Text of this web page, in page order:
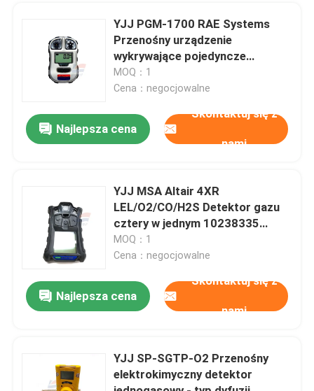
Pokaz VR
O nas
Kontrola jakości
Skontaktuj się z nami
Nowości
Czujnik gazu tlenowego
YJJ PGM-1700 RAE Systems
Przenośny urządzenie
wykrywające pojedyncze
toksyczne gazy do ochrony
osobistej
MOQ：1
Cena：negocjowalne
Najlepsza cena
Skontaktuj się z
nami
YJJ MSA Altair 4XR
LEL/O2/CO/H2S Detektor gazu
cztery w jednym 10238335
Przemysł petrochemiczny
MOQ：1
Cena：negocjowalne
Najlepsza cena
Skontaktuj się z
nami
YJJ SP-SGTP-O2 Przenośny
elektrokimyczny detektor